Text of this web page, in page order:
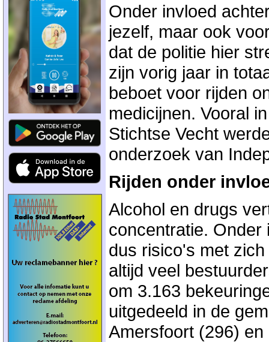
Onder invloed
jezelf, maar ook
dat de politie hier
zijn vorig jaar in
beboet voor rijden
medicijnen. Vooral
Stichtse Vecht
onderzoek van
Rijden onder
Alcohol en drugs
concentratie. Onder
dus risico's met
altijd veel
om 3.163
uitgedeeld in de
Amersfoort (296)